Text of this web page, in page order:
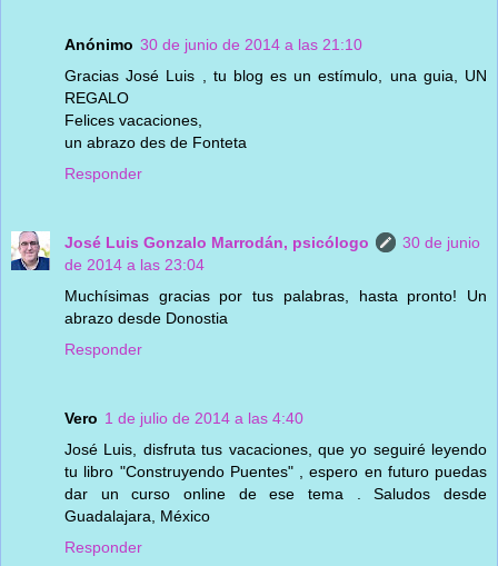
Anónimo 30 de junio de 2014 a las 21:10
Gracias José Luis , tu blog es un estímulo, una guia, UN
REGALO
Felices vacaciones,
un abrazo des de Fonteta
Responder
José Luis Gonzalo Marrodán, psicólogo
30 de junio
de 2014 a las 23:04
Muchísimas gracias por tus palabras, hasta pronto! Un
abrazo desde Donostia
Responder
Vero 1 de julio de 2014 a las 4:40
José Luis, disfruta tus vacaciones, que yo seguiré leyendo
tu libro "Construyendo Puentes" , espero en futuro puedas
dar un curso online de ese tema . Saludos desde
Guadalajara, México
Responder